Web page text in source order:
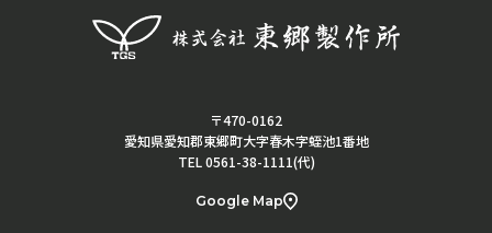
〒470-0162
愛知県愛知郡東郷町大字春木字蛭池1番地
TEL 0561-38-1111(代)
Google Map